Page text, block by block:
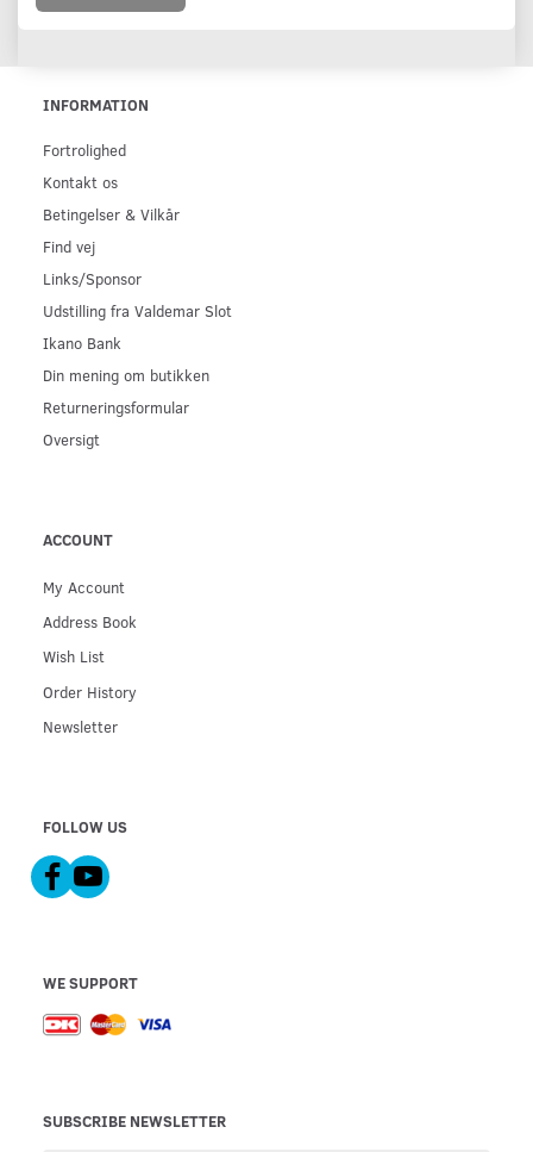
INFORMATION
Fortrolighed
Kontakt os
Betingelser & Vilkår
Find vej
Links/Sponsor
Udstilling fra Valdemar Slot
Ikano Bank
Din mening om butikken
Returneringsformular
Oversigt
ACCOUNT
My Account
Address Book
Wish List
Order History
Newsletter
FOLLOW US
WE SUPPORT
SUBSCRIBE NEWSLETTER